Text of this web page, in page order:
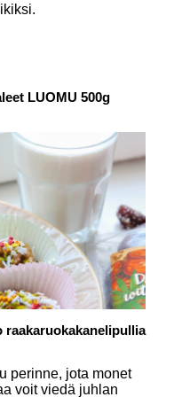
LUOMU 500g
raakaruokakanelipullia
perinne, jota monet
voit viedä juhlan